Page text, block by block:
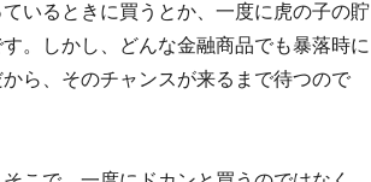
いるときに買うとか、一度に虎の子の貯
しかし、どんな金融商品でも暴落時に
ら、そのチャンスが来るまで待つので